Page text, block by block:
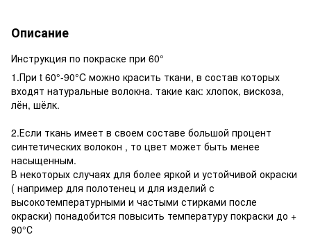
Описание
Инструкция по покраске при 60°
1.При t 60°-90°C можно красить ткани, в состав которых
входят натуральные волокна. такие как: хлопок, вискоза,
лён, шёлк.
2.Если ткань имеет в своем составе большой процент
синтетических волокон , то цвет может быть менее
насыщенным.
В некоторых случаях для более яркой и устойчивой окраски
( например для полотенец и для изделий с
высокотемпературными и частыми стирками после
окраски) понадобится повысить температуру покраски до +
90°С